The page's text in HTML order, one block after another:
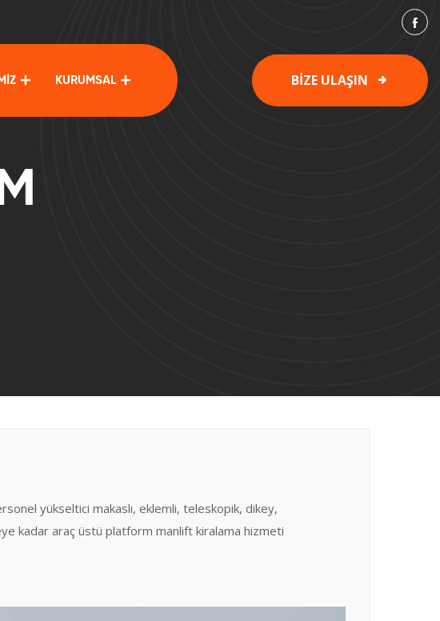
KURUMSAL BİZE ULAŞIN
yükseltici makaslı, eklemli, teleskopik, dikey,
kadar araç üstü platform manlift kiralama hizmeti